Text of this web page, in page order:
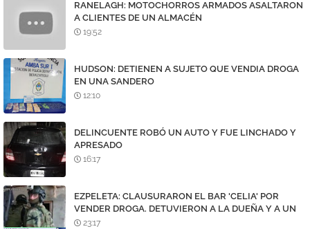
RANELAGH: MOTOCHORROS ARMADOS ASALTARON
A CLIENTES DE UN ALMACÉN
19:52
HUDSON: DETIENEN A SUJETO QUE VENDIA DROGA
EN UNA SANDERO
12:10
DELINCUENTE ROBÓ UN AUTO Y FUE LINCHADO Y
APRESADO
16:17
EZPELETA: CLAUSURARON EL BAR 'CELIA' POR
VENDER DROGA. DETUVIERON A LA DUEÑA Y A UN
DEALER
23:17